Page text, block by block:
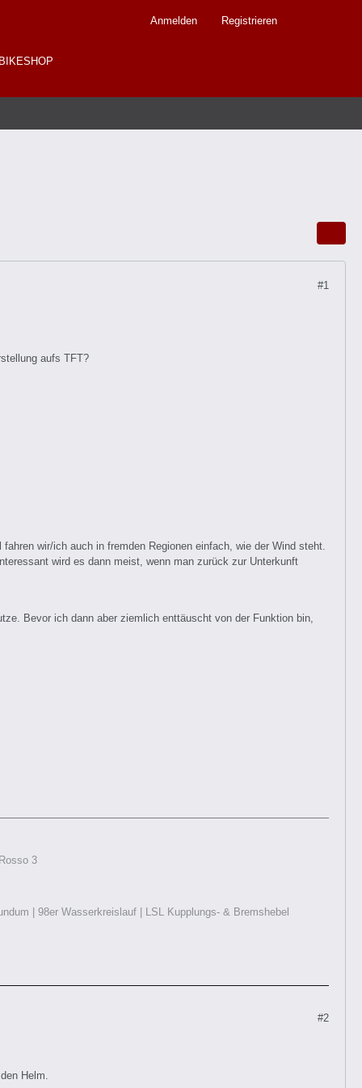
Anmelden Registrieren
#1
aufs TFT?
wir/ich auch in fremden Regionen einfach, wie der Wind steht.
wird es dann meist, wenn man zurück zur Unterkunft
Bevor ich dann aber ziemlich enttäuscht von der Funktion bin,
3
| 98er Wasserkreislauf | LSL Kupplungs- & Bremshebel
#2
Helm.